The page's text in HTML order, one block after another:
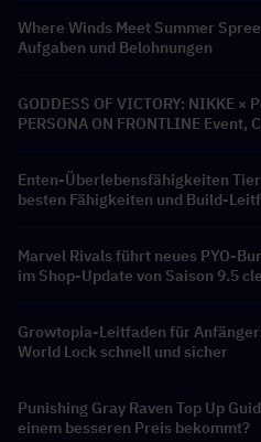
Where Winds Meet Summer
Aufgaben und Belohnungen
GODDESS OF VICTORY: NIKKE
PERSONA ON FRONTLINE
Enten-Überlebensfähigkeiten
besten Fähigkeiten und Build-
Marvel Rivals führt neues PYO-
im Shop-Update von Saison 9.5
Growtopia-Leitfaden für
World Lock schnell und sicher
Punishing Gray Raven Top Up
einem besseren Preis bekommt?